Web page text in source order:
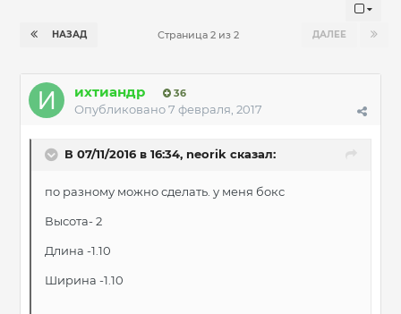
НАЗАД ДАЛЕЕ
Страница 2 из 2
ихтиандр 36
Опубликовано7 февраля, 2017
В 07/11/2016 в 16:34, neorik сказал:
по разному можно сделать. у меня бокс
Высота- 2
Длина -1.10
Ширина -1.10